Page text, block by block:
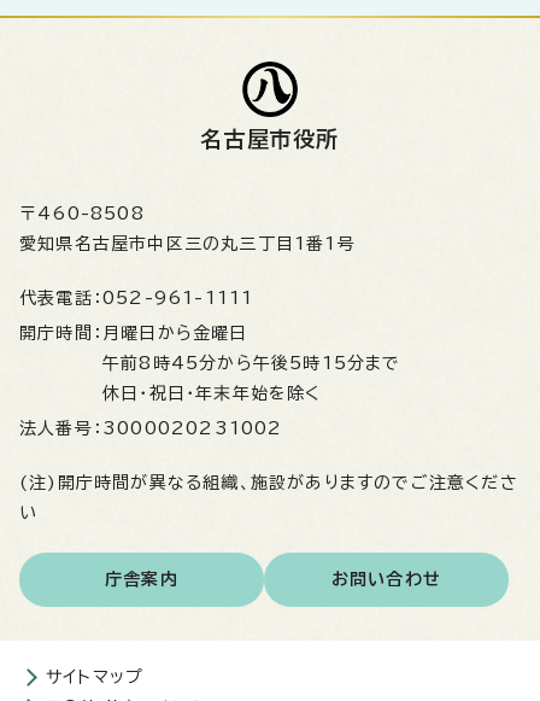
名古屋市役所
〒460-8508
愛知県名古屋市中区三の丸三丁目1番1号
代表電話： 052-961-1111
開庁時間： 月曜日から金曜日
午前8時45分から午後5時15分まで
休日・祝日・年末年始を除く
法人番号： 3000020231002
(注)開庁時間が異なる組織、施設がありますのでご注意くださ
い
庁舎案内 お問い合わせ
サイトマップ